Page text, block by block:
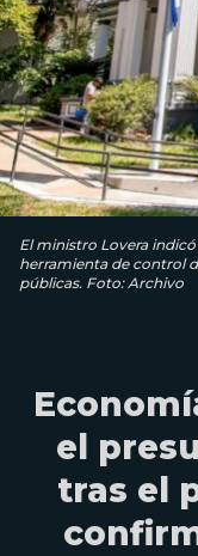
El ministro Lovera
herramienta de control
públicas. Foto: Archivo
el
tras el